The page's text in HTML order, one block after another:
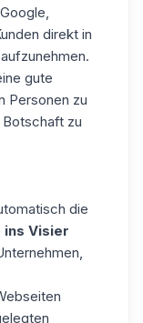
direkt in
aufzunehmen.
gute
Personen zu
zu
die
ins Visier